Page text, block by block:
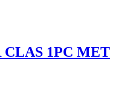
CLAS 1PC MET